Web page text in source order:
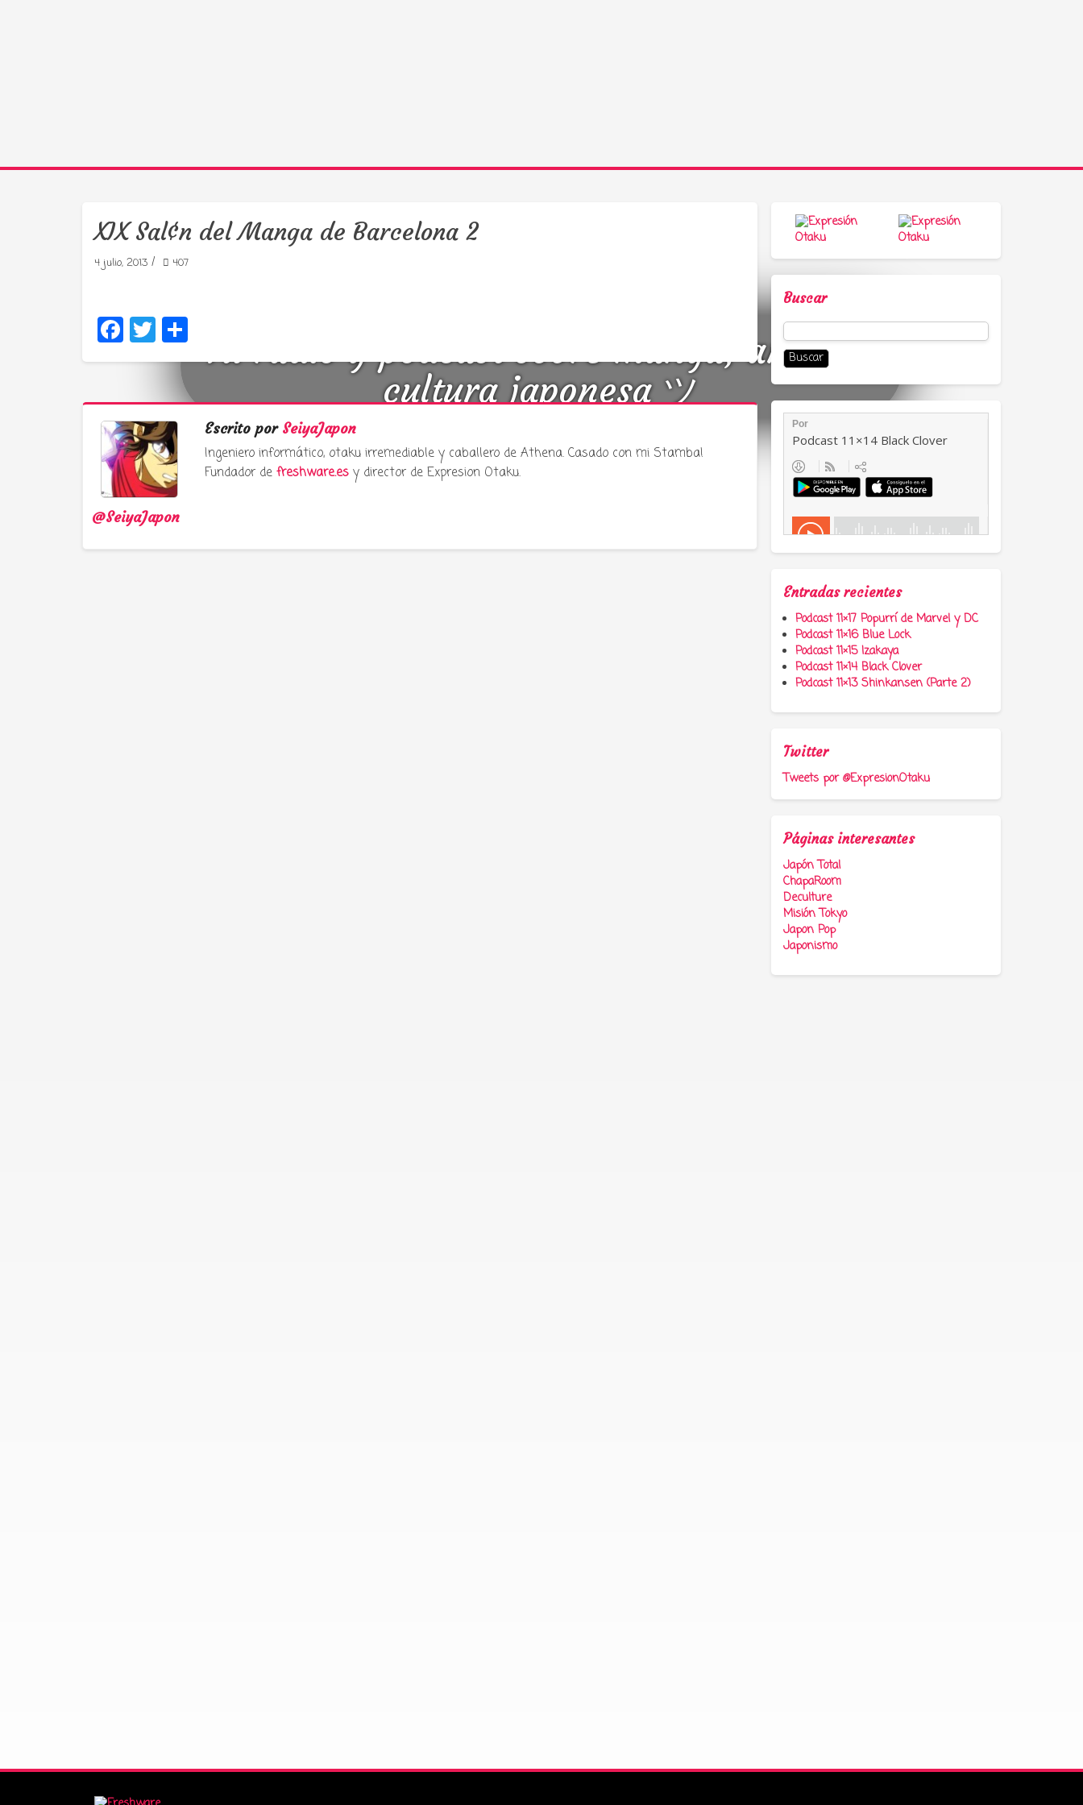
Tu radio y podcast sobre manga, anime y
cultura japonesa ツ
XIX Sal¢n del Manga de Barcelona 2
4 julio, 2013 / 407
Facebook
Twitter
@SeiyaJapon
Escrito por SeiyaJapon
Ingeniero informático, otaku irremediable y caballero de Athena. Casado con mi Stamba!
Fundador de freshware.esy director de Expresion Otaku.
Buscar
Buscar:
Entradas recientes
Podcast 11×17 Popurrí de Marvel y DC
Podcast 11×16 Blue Lock
Podcast 11×15 Izakaya
Podcast 11×14 Black Clover
Podcast 11×13 Shinkansen (Parte 2)
Twitter
Tweets por @ExpresionOtaku
Páginas interesantes
Japón Total
ChapaRoom
Deculture
Misión Tokyo
Japon Pop
Japonismo